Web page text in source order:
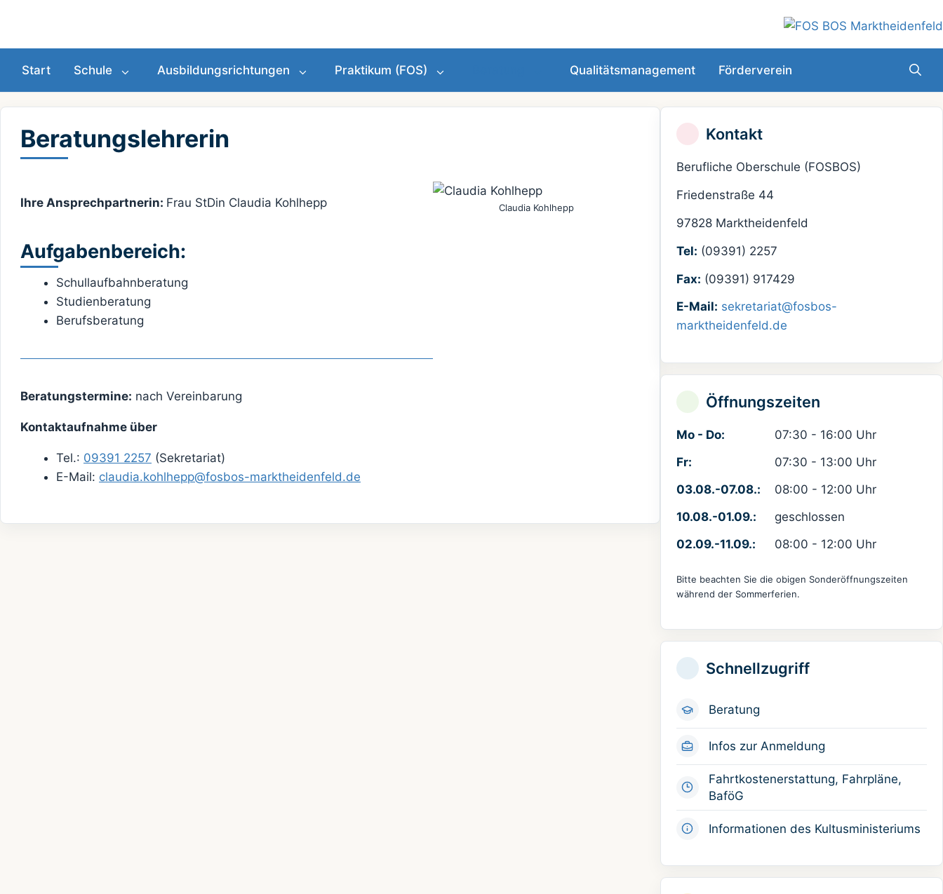
springen
Start
Schule Ausbildungsrichtungen Praktikum (FOS) Qualitätsmanagement Förderverein
Beratungslehrerin
Ihre Ansprechpartnerin: Frau StDin Claudia Kohlhepp
Aufgabenbereich:
Schullaufbahnberatung
Studienberatung
Berufsberatung
Beratungstermine: nach Vereinbarung
Kontaktaufnahme über
Tel.: 09391 2257 (Sekretariat)
E-Mail: claudia.kohlhepp@fosbos-marktheidenfeld.de
Claudia Kohlhepp
Kontakt
Berufliche Oberschule (FOSBOS)
Friedenstraße 44
97828 Marktheidenfeld
Tel: (09391) 2257
Fax: (09391) 917429
E-Mail: sekretariat@fosbos-
marktheidenfeld.de
Öffnungszeiten
Mo - Do:
07:30 - 16:00 Uhr
Fr:
07:30 - 13:00 Uhr
03.08.-07.08.:
08:00 - 12:00 Uhr
10.08.-01.09.:
geschlossen
02.09.-11.09.:
08:00 - 12:00 Uhr
Bitte beachten Sie die obigen Sonderöffnungszeiten
während der Sommerferien.
Schnellzugriff
Beratung
Infos zur Anmeldung
Fahrtkostenerstattung, Fahrpläne,
BaföG
Informationen des Kultusministeriums